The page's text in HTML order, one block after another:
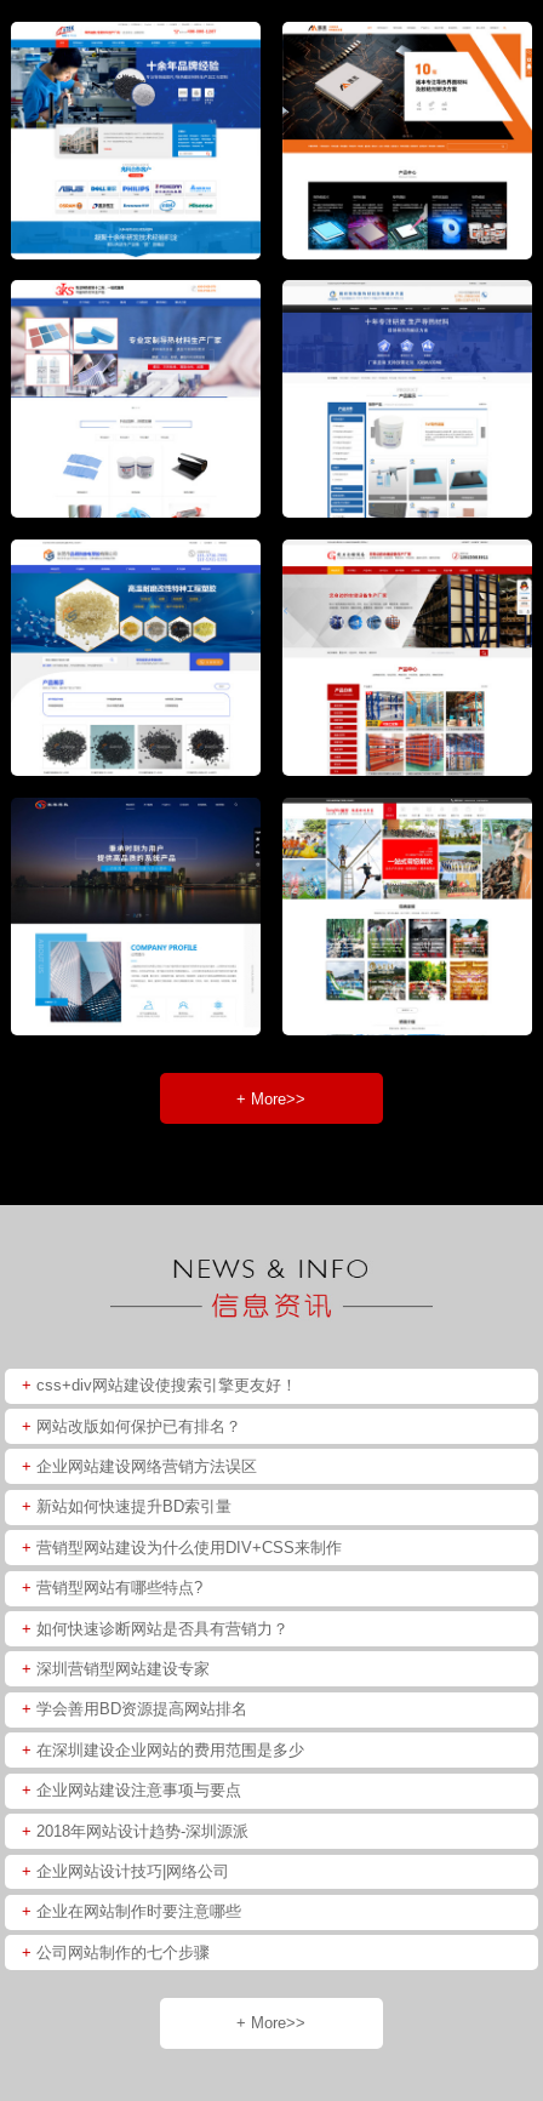
+ More>>
+ css+div网站建设使搜索引擎更友好！
+ 网站改版如何保护已有排名？
+ 企业网站建设网络营销方法误区
+ 新站如何快速提升BD索引量
+ 营销型网站建设为什么使用DIV+CSS来制作
+ 营销型网站有哪些特点?
+ 如何快速诊断网站是否具有营销力？
+ 深圳营销型网站建设专家
+ 学会善用BD资源提高网站排名
+ 在深圳建设企业网站的费用范围是多少
+ 企业网站建设注意事项与要点
+ 2018年网站设计趋势-深圳源派
+ 企业网站设计技巧|网络公司
+ 企业在网站制作时要注意哪些
+ 公司网站制作的七个步骤
+ More>>